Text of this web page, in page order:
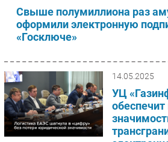
Свыше полумиллиона раз
оформили электронную
«Госключе»
14.05.2025
УЦ